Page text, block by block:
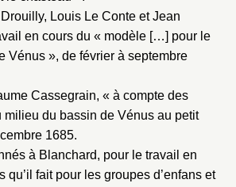
Louis Le Conte et Jean
en cours du « modèle […] pour le
Vénus », de février à septembre
Cassegrain, « à compte des
milieu du bassin de Vénus au petit
1685.
à Blanchard, pour le travail en
qu’il fait pour les groupes d’enfans et
inscrit ?Créer un compte